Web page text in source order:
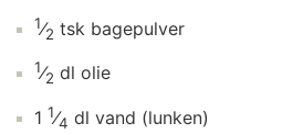
1⁄2 tsk bagepulver
1⁄2 dl olie
1 1⁄4 dl vand (lunken)